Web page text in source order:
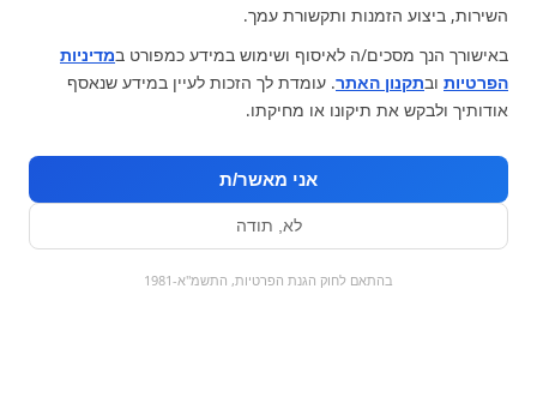
כל המוצרים
0
הקניות שלי מבצעים
השירות, ביצוע הזמנות ותקשורת עמך.
באישורך הנך מסכים/ה לאיסוף ושימוש במידע כמפורט במדיניות
הפרטיות ובתקנון האתר. עומדת לך הזכות לעיין במידע שנאסף
אודותיך ולבקש את תיקונו או מחיקתו.
אני מאשר/ת
לא, תודה
בהתאם לחוק הגנת הפרטיות, התשמ"א-1981